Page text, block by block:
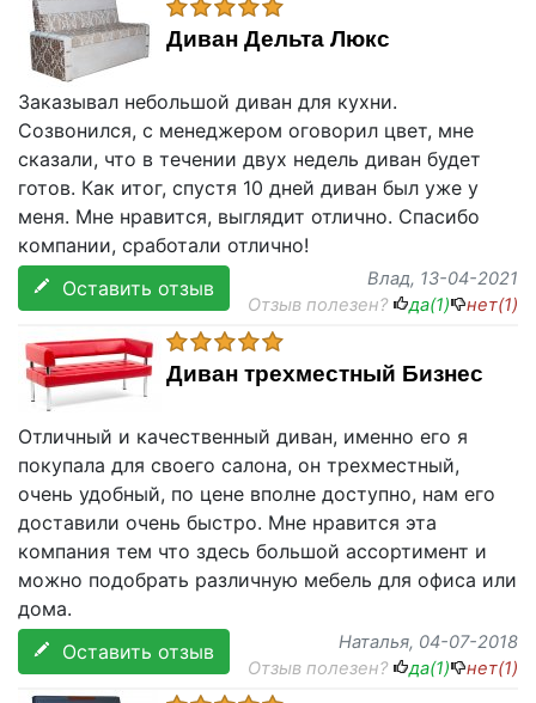
Диван Дельта Люкс
Заказывал небольшой диван для кухни.
Созвонился, с менеджером оговорил цвет, мне
сказали, что в течении двух недель диван будет
готов. Как итог, спустя 10 дней диван был уже у
меня. Мне нравится, выглядит отлично. Спасибо
компании, сработали отлично!
Оставить отзыв
Влад, 13-04-2021
Отзыв полезен?
да(1) нет(1)
Диван трехместный Бизнес
Отличный и качественный диван, именно его я
покупала для своего салона, он трехместный,
очень удобный, по цене вполне доступно, нам его
доставили очень быстро. Мне нравится эта
компания тем что здесь большой ассортимент и
можно подобрать различную мебель для офиса или
дома.
Оставить отзыв
Наталья, 04-07-2018
Отзыв полезен?
да(1) нет(1)